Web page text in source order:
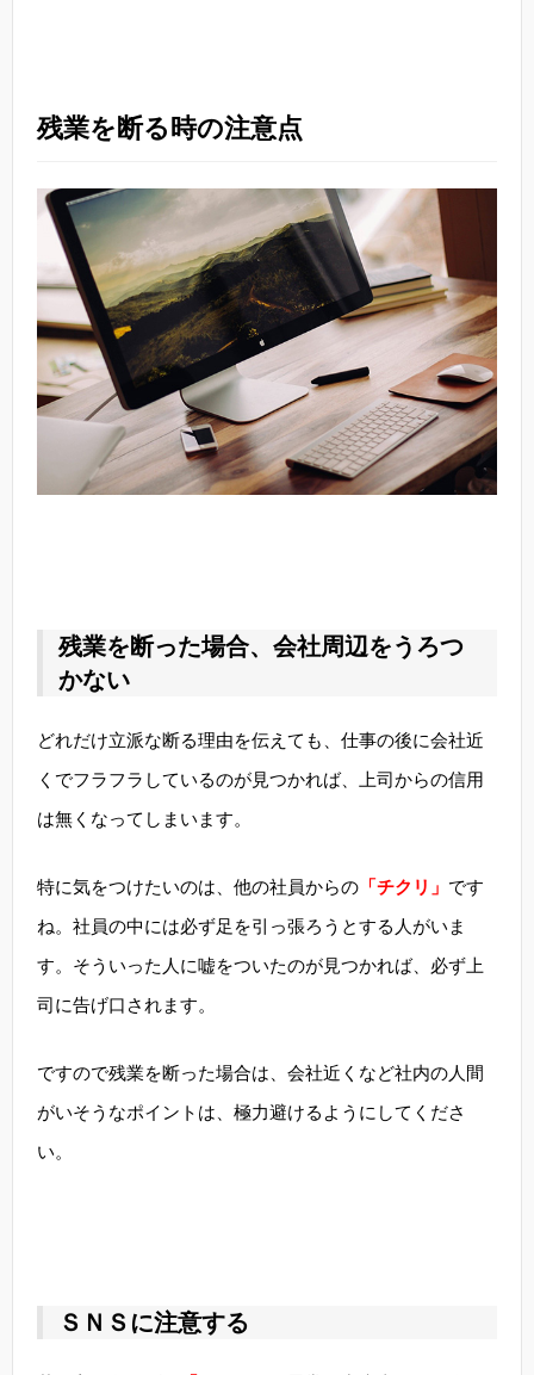
残業を断る時の注意点
残業を断った場合、会社周辺をうろつ
かない
どれだけ立派な断る理由を伝えても、仕事の後に会社近
くでフラフラしているのが見つかれば、上司からの信用
は無くなってしまいます。
特に気をつけたいのは、他の社員からの 「チクリ」 です
ね。社員の中には必ず足を引っ張ろうとする人がいま
す。そういった人に嘘をついたのが見つかれば、必ず上
司に告げ口されます。
ですので残業を断った場合は、会社近くなど社内の人間
がいそうなポイントは、極力避けるようにしてくださ
い。
ＳＮＳに注意する